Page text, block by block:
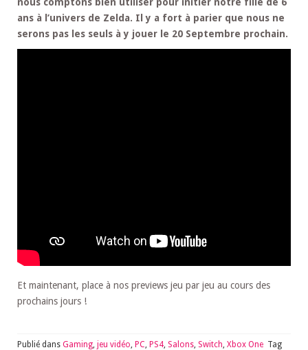
ans à l’univers de Zelda. Il y a fort à parier que nous ne
serons pas les seuls à y jouer le 20 Septembre prochain.
Et maintenant, place à nos previews jeu par jeu au cours des
prochains jours !
Publié dans Gaming jeu vidéo PC PS4 Salons Switch Xbox One Tag